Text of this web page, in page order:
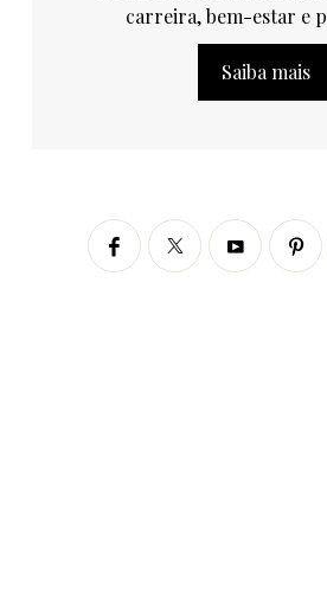
carreira, bem-estar e
Saiba mais